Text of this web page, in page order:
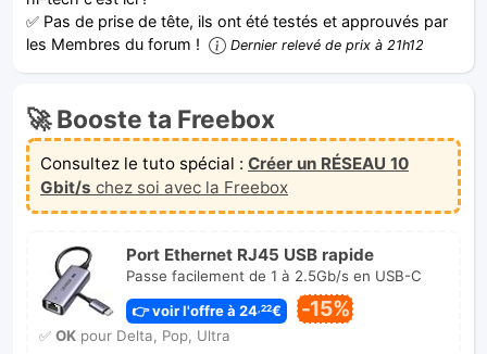
✅ Pas de prise de tête, ils ont été testés et approuvés par
les Membres du forum !
Dernier relevé de prix à 21h12
🚀 Booste ta Freebox
Consultez le tuto spécial : Créer un RÉSEAU 10
Gbit/s chez soi avec la Freebox
Port Ethernet RJ45 USB rapide
Passe facilement de 1 à 2.5Gb/s en USB-C
👉 voir l'offre à 24 ,22€ -15%
✅ OKpour Delta, Pop, Ultra